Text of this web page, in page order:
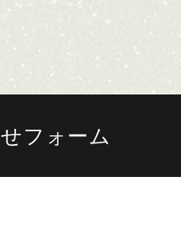
フォーム